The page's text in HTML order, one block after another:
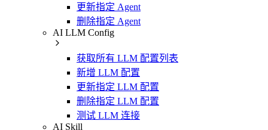
更新指定 Agent
删除指定 Agent
AI LLM Config
获取所有 LLM 配置列表
新增 LLM 配置
更新指定 LLM 配置
删除指定 LLM 配置
测试 LLM 连接
AI Skill